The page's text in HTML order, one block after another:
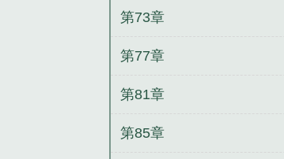
第73章
第77章
第81章
第85章